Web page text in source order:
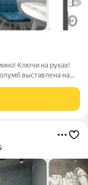
Ключи на руках!
выставлена на
продаже остается